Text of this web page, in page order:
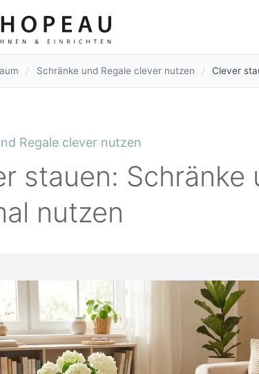
/ Schränke und Regale clever nutzen / Clever
Regale clever nutzen
stauen: Schränke
nutzen